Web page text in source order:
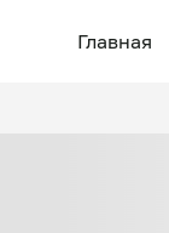
Главная